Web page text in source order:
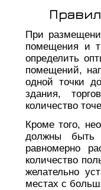
При
помещения и
определить
помещений,
одной точки
здания,
количество
Кроме того,
должны быть
равномерно
количество
желательно
местах с